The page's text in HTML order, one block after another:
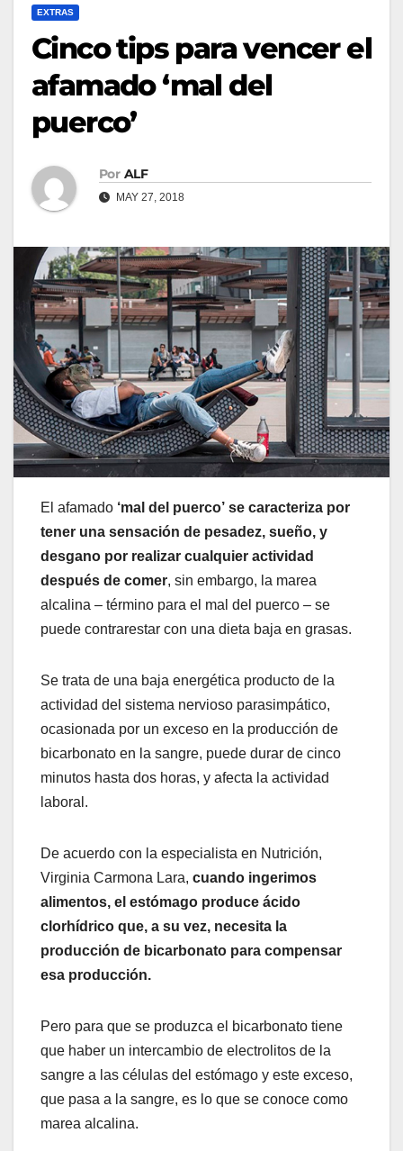
EXTRAS
Cinco tips para vencer el
afamado ‘mal del
puerco’
Por ALF
MAY 27, 2018
El afamado ‘mal del puerco’ se caracteriza por
tener una sensación de pesadez, sueño, y
desgano por realizar cualquier actividad
después de comer, sin embargo, la marea
alcalina – término para el mal del puerco – se
puede contrarestar con una dieta baja en grasas.
Se trata de una baja energética producto de la
actividad del sistema nervioso parasimpático,
ocasionada por un exceso en la producción de
bicarbonato en la sangre, puede durar de cinco
minutos hasta dos horas, y afecta la actividad
laboral.
De acuerdo con la especialista en Nutrición,
Virginia Carmona Lara, cuando ingerimos
alimentos, el estómago produce ácido
clorhídrico que, a su vez, necesita la
producción de bicarbonato para compensar
esa producción.
Pero para que se produzca el bicarbonato tiene
que haber un intercambio de electrolitos de la
sangre a las células del estómago y este exceso,
que pasa a la sangre, es lo que se conoce como
marea alcalina.